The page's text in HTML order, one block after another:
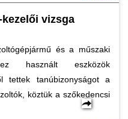
vizsga
és a műszaki
használt eszközök
tettek tanúbizonyságot a
köztük a szőkedencsi